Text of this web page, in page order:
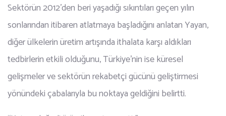
Sektörün 2012’den beri yaşadığı sıkıntıları geçen yılın
sonlarından itibaren atlatmaya başladığını anlatan Yayan,
diğer ülkelerin üretim artışında ithalata karşı aldıkları
tedbirlerin etkili olduğunu, Türkiye’nin ise küresel
gelişmeler ve sektörün rekabetçi gücünü geliştirmesi
yönündeki çabalarıyla bu noktaya geldiğini belirtti.